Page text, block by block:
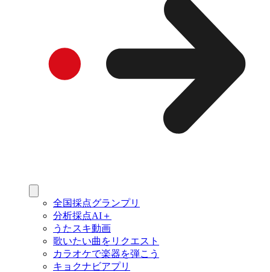
全国採点グランプリ
分析採点AI＋
うたスキ動画
歌いたい曲をリクエスト
カラオケで楽器を弾こう
キョクナビアプリ